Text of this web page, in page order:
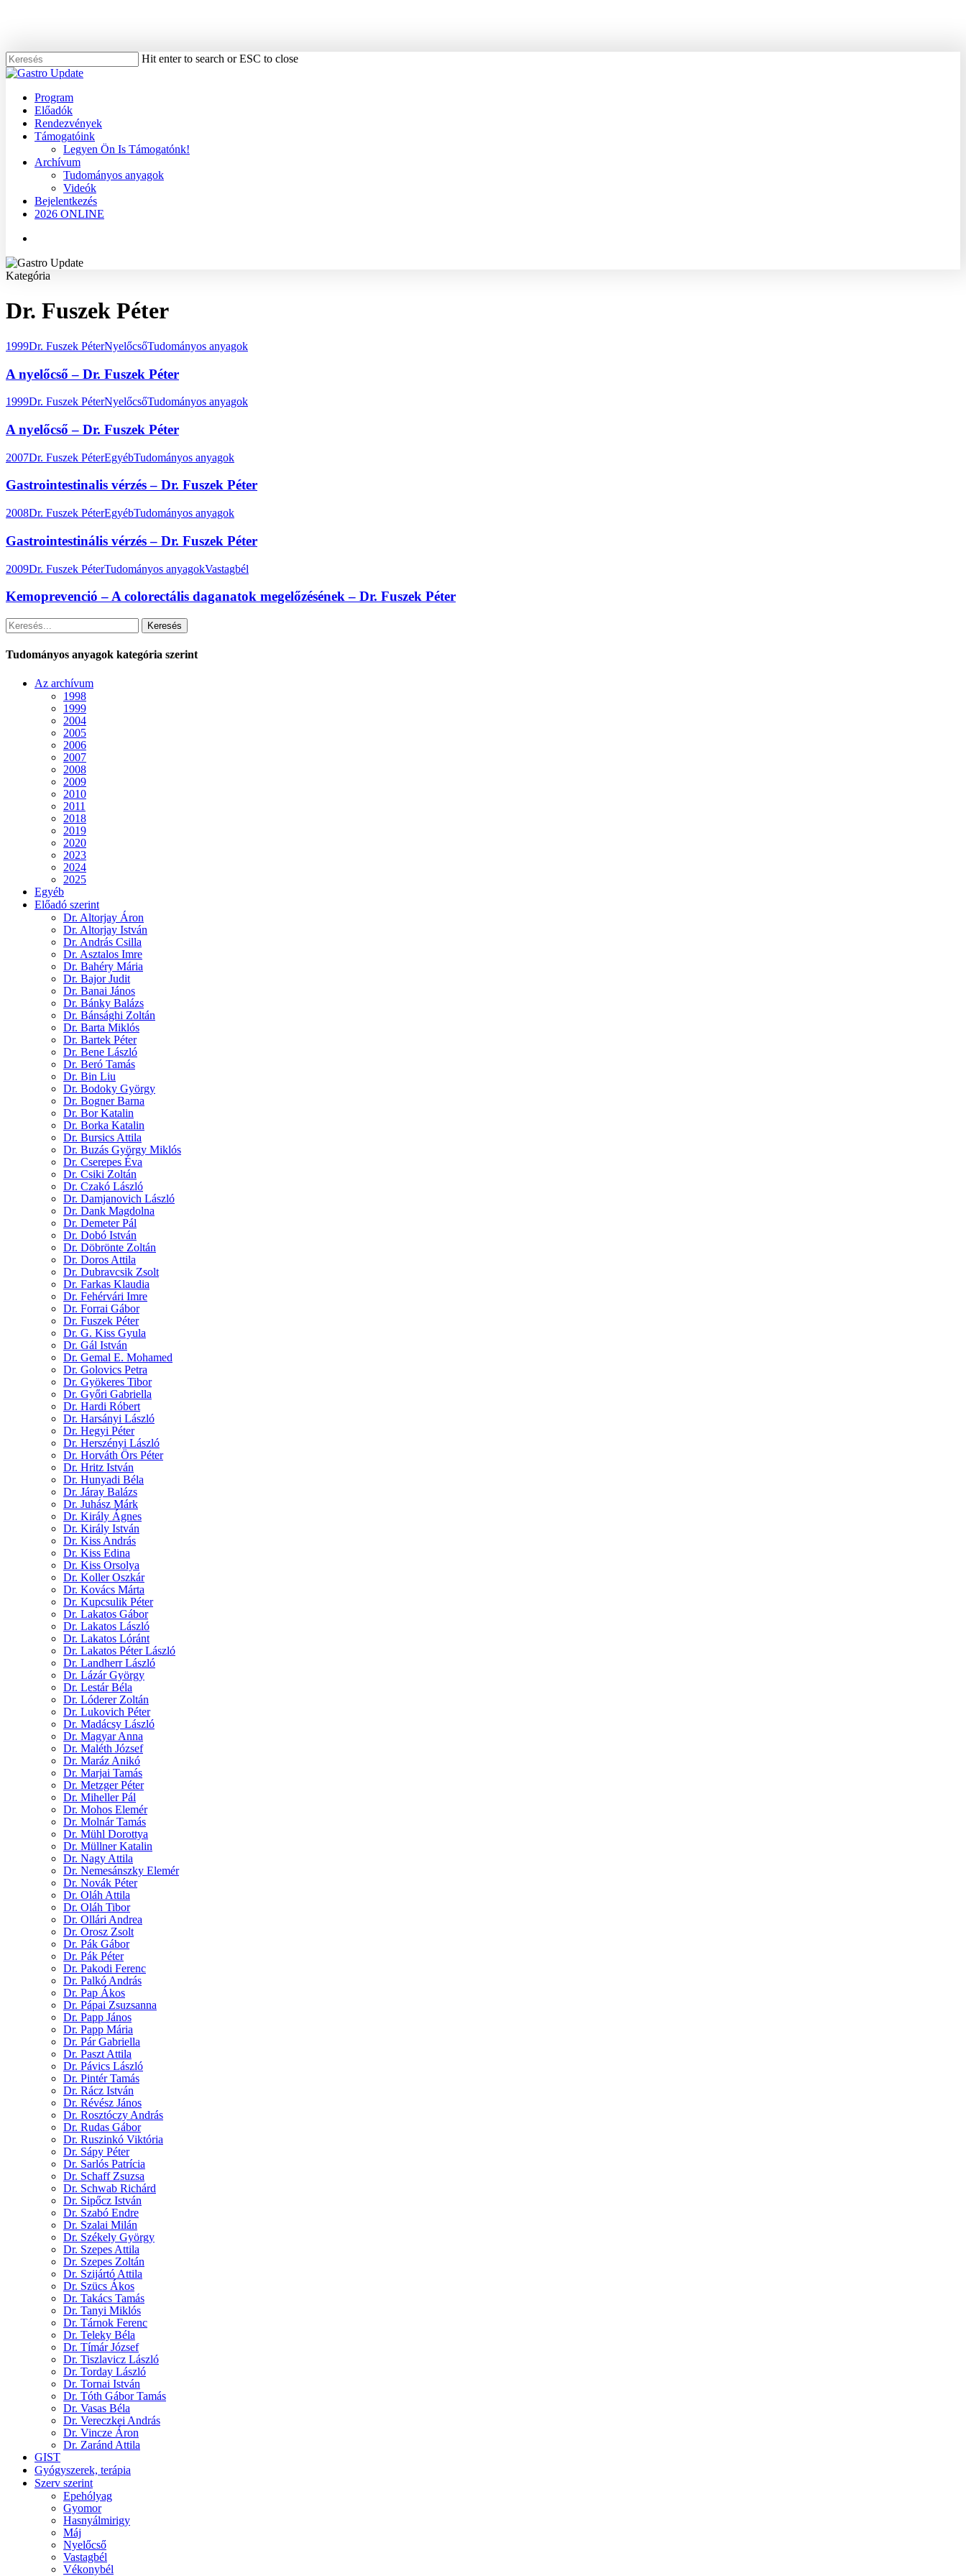
content
Hit enter to search or ESC to close
Close
Menu
Program
Előadók
Rendezvények
Támogatóink
Legyen Ön Is Támogatónk!
Archívum
Tudományos anyagok
Videók
Bejelentkezés
2026 ONLINE
Kategória
Dr. Fuszek Péter
1999Dr. Fuszek PéterNyelőcsőTudományos anyagok
A nyelőcső – Dr. Fuszek Péter
1999Dr. Fuszek PéterNyelőcsőTudományos anyagok
A nyelőcső – Dr. Fuszek Péter
2007Dr. Fuszek PéterEgyébTudományos anyagok
Gastrointestinalis vérzés – Dr. Fuszek Péter
2008Dr. Fuszek PéterEgyébTudományos anyagok
Gastrointestinális vérzés – Dr. Fuszek Péter
2009Dr. Fuszek PéterTudományos anyagokVastagbél
Kemoprevenció – A colorectális daganatok megelőzésének – Dr. Fuszek Péter
Keresés
Tudományos anyagok kategória szerint
Az archívum
1998
1999
2004
2005
2006
2007
2008
2009
2010
2011
2018
2019
2020
2023
2024
2025
Egyéb
Előadó szerint
Dr. Altorjay Áron
Dr. Altorjay István
Dr. András Csilla
Dr. Asztalos Imre
Dr. Bahéry Mária
Dr. Bajor Judit
Dr. Banai János
Dr. Bánky Balázs
Dr. Bánsághi Zoltán
Dr. Barta Miklós
Dr. Bartek Péter
Dr. Bene László
Dr. Beró Tamás
Dr. Bin Liu
Dr. Bodoky György
Dr. Bogner Barna
Dr. Bor Katalin
Dr. Borka Katalin
Dr. Bursics Attila
Dr. Buzás György Miklós
Dr. Cserepes Éva
Dr. Csiki Zoltán
Dr. Czakó László
Dr. Damjanovich László
Dr. Dank Magdolna
Dr. Demeter Pál
Dr. Dobó István
Dr. Döbrönte Zoltán
Dr. Doros Attila
Dr. Dubravcsik Zsolt
Dr. Farkas Klaudia
Dr. Fehérvári Imre
Dr. Forrai Gábor
Dr. Fuszek Péter
Dr. G. Kiss Gyula
Dr. Gál István
Dr. Gemal E. Mohamed
Dr. Golovics Petra
Dr. Gyökeres Tibor
Dr. Győri Gabriella
Dr. Hardi Róbert
Dr. Harsányi László
Dr. Hegyi Péter
Dr. Herszényi László
Dr. Horváth Örs Péter
Dr. Hritz István
Dr. Hunyadi Béla
Dr. Járay Balázs
Dr. Juhász Márk
Dr. Király Ágnes
Dr. Király István
Dr. Kiss András
Dr. Kiss Edina
Dr. Kiss Orsolya
Dr. Koller Oszkár
Dr. Kovács Márta
Dr. Kupcsulik Péter
Dr. Lakatos Gábor
Dr. Lakatos László
Dr. Lakatos Lóránt
Dr. Lakatos Péter László
Dr. Landherr László
Dr. Lázár György
Dr. Lestár Béla
Dr. Lóderer Zoltán
Dr. Lukovich Péter
Dr. Madácsy László
Dr. Magyar Anna
Dr. Maléth József
Dr. Maráz Anikó
Dr. Marjai Tamás
Dr. Metzger Péter
Dr. Miheller Pál
Dr. Mohos Elemér
Dr. Molnár Tamás
Dr. Mühl Dorottya
Dr. Müllner Katalin
Dr. Nagy Attila
Dr. Nemesánszky Elemér
Dr. Novák Péter
Dr. Oláh Attila
Dr. Oláh Tibor
Dr. Ollári Andrea
Dr. Orosz Zsolt
Dr. Pák Gábor
Dr. Pák Péter
Dr. Pakodi Ferenc
Dr. Palkó András
Dr. Pap Ákos
Dr. Pápai Zsuzsanna
Dr. Papp János
Dr. Papp Mária
Dr. Pár Gabriella
Dr. Paszt Attila
Dr. Pávics László
Dr. Pintér Tamás
Dr. Rácz István
Dr. Révész János
Dr. Rosztóczy András
Dr. Rudas Gábor
Dr. Ruszinkó Viktória
Dr. Sápy Péter
Dr. Sarlós Patrícia
Dr. Schaff Zsuzsa
Dr. Schwab Richárd
Dr. Sipőcz István
Dr. Szabó Endre
Dr. Szalai Milán
Dr. Székely György
Dr. Szepes Attila
Dr. Szepes Zoltán
Dr. Szijártó Attila
Dr. Szücs Ákos
Dr. Takács Tamás
Dr. Tanyi Miklós
Dr. Tárnok Ferenc
Dr. Teleky Béla
Dr. Tímár József
Dr. Tiszlavicz László
Dr. Torday László
Dr. Tornai István
Dr. Tóth Gábor Tamás
Dr. Vasas Béla
Dr. Vereczkei András
Dr. Vincze Áron
Dr. Zaránd Attila
GIST
Gyógyszerek, terápia
Szerv szerint
Epehólyag
Gyomor
Hasnyálmirigy
Máj
Nyelőcső
Vastagbél
Vékonybél